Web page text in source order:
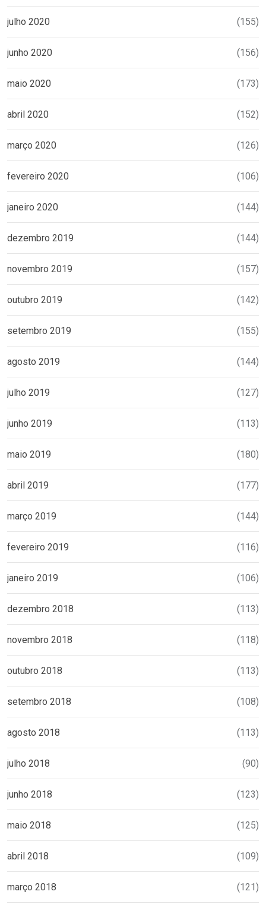
julho 2020 (155)
junho 2020 (156)
maio 2020 (173)
abril 2020 (152)
março 2020 (126)
fevereiro 2020 (106)
janeiro 2020 (144)
dezembro 2019 (144)
novembro 2019 (157)
outubro 2019 (142)
setembro 2019 (155)
agosto 2019 (144)
julho 2019 (127)
junho 2019 (113)
maio 2019 (180)
abril 2019 (177)
março 2019 (144)
fevereiro 2019 (116)
janeiro 2019 (106)
dezembro 2018 (113)
novembro 2018 (118)
outubro 2018 (113)
setembro 2018 (108)
agosto 2018 (113)
julho 2018 (90)
junho 2018 (123)
maio 2018 (125)
abril 2018 (109)
março 2018 (121)